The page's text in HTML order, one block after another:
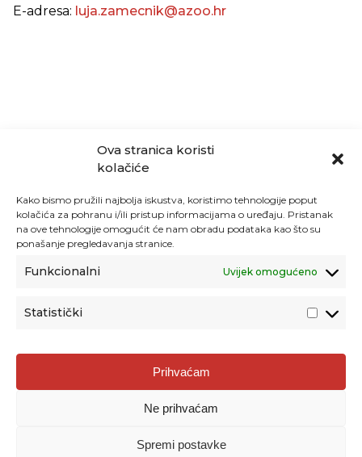
Ova stranica koristi
kolačiće
Kako bismo pružili najbolja iskustva, koristimo tehnologije poput
kolačića za pohranu i/ili pristup informacijama o uređaju. Pristanak
na ove tehnologije omogućit će nam obradu podataka kao što su
ponašanje pregledavanja stranice.
Funkcionalni Uvijek omogućeno
Statistički
Prihvaćam
Ne prihvaćam
Spremi postavke
E-adresa: luja.zamecnik@azoo.hr
Agencija za odgoj i obrazovanje
Donje Svetice 38, 10000 Zagreb
1778129
Prenošenje sadržaja dopušteno je uz navođenje izvora.